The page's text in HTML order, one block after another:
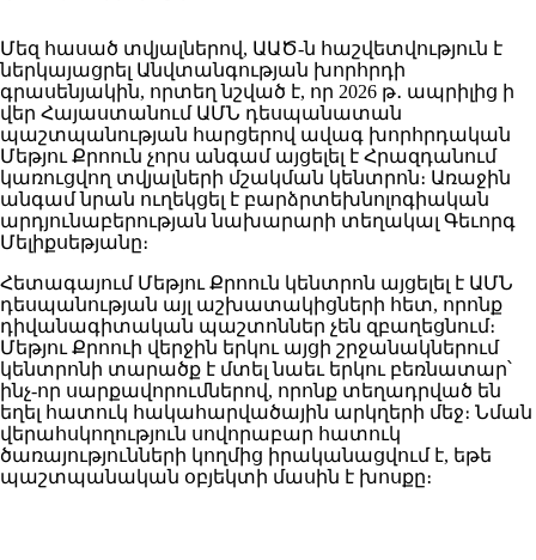
Մեզ հասած տվյալներով, ԱԱԾ-ն հաշվետվություն է
ներկայացրել Անվտանգության խորհրդի
գրասենյակին, որտեղ նշված է, որ 2026 թ․ ապրիլից ի
վեր Հայաստանում ԱՄՆ դեսպանատան
պաշտպանության հարցերով ավագ խորհրդական
Մեթյու Քրոուն չորս անգամ այցելել է Հրազդանում
կառուցվող տվյալների մշակման կենտրոն։ Առաջին
անգամ նրան ուղեկցել է բարձրտեխնոլոգիական
արդյունաբերության նախարարի տեղակալ Գեւորգ
Մելիքսեթյանը։
Հետագայում Մեթյու Քրոուն կենտրոն այցելել է ԱՄՆ
դեսպանության այլ աշխատակիցների հետ, որոնք
դիվանագիտական պաշտոններ չեն զբաղեցնում։
Մեթյու Քրոուի վերջին երկու այցի շրջանակներում
կենտրոնի տարածք է մտել նաեւ երկու բեռնատար՝
ինչ-որ սարքավորումներով, որոնք տեղադրված են
եղել հատուկ հակահարվածային արկղերի մեջ։ Նման
վերահսկողություն սովորաբար հատուկ
ծառայությունների կողմից իրականացվում է, եթե
պաշտպանական օբյեկտի մասին է խոսքը։